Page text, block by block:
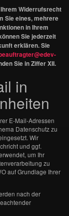
Widerrufsrecht
Sie eines, mehrere
in Ihrem
Sie jederzeit
erklären. Sie
Sie in Ziffer XII.
in
E-Mail-Adressen
Datenschutz zu
Wir
und ggf.
um Ihr
zu
auf Grundlage Ihrer
nach der